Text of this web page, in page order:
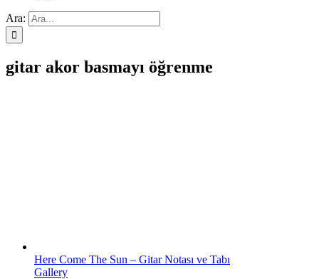
Ara:
gitar akor basmayı öğrenme
Here Come The Sun – Gitar Notası ve Tabı
Gallery